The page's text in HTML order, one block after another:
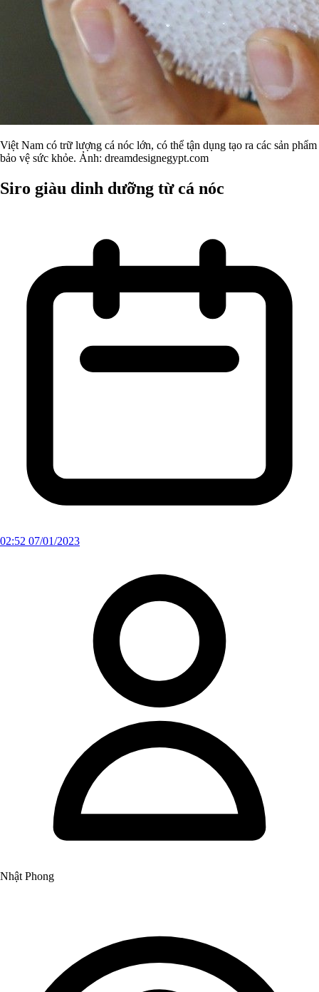
Việt Nam có trữ lượng cá nóc lớn, có thể tận dụng tạo ra các sản phẩm
bảo vệ sức khỏe. Ảnh: dreamdesignegypt.com
Siro giàu dinh dưỡng từ cá nóc
02:52 07/01/2023
Nhật Phong